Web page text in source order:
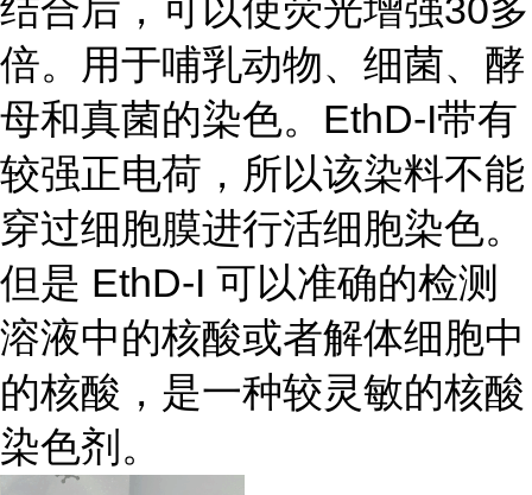
结合后，可以使荧光增强30多
倍。用于哺乳动物、细菌、酵
母和真菌的染色。EthD-I带有
较强正电荷，所以该染料不能
穿过细胞膜进行活细胞染色。
但是 EthD-I 可以准确的检测
溶液中的核酸或者解体细胞中
的核酸，是一种较灵敏的核酸
染色剂。